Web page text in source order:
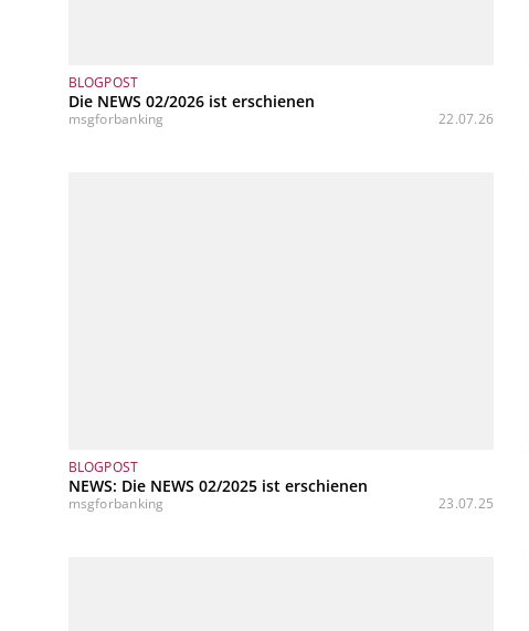
BLOGPOST
Die NEWS 02/2026 ist erschienen
msgforbanking 22.07.26
BLOGPOST
NEWS: Die NEWS 02/2025 ist erschienen
msgforbanking 23.07.25